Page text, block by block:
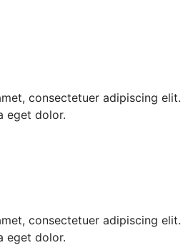
consectetuer adipiscing elit.
eget dolor.
consectetuer adipiscing elit.
eget dolor.